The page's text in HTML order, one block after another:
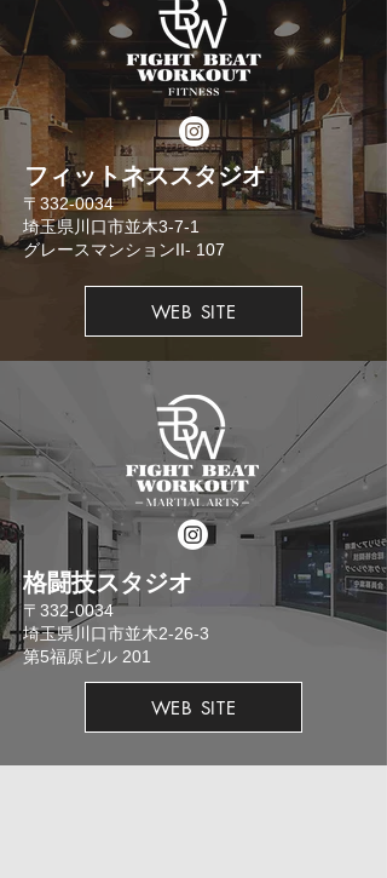
​フィットネススタジオ
​〒332-0034
埼玉県川口市並木3-7-1
​グレースマンションII- 107
WEB SITE
格闘技スタジオ
​〒332-0034
埼玉県川口市並木2-26-3
​第5福原ビル 201
WEB SITE